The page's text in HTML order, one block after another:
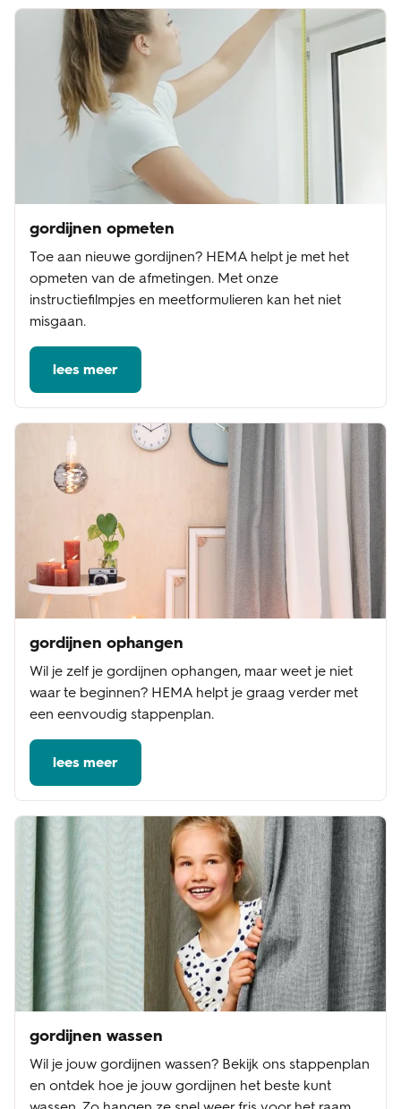
gordijnen opmeten
Toe aan nieuwe gordijnen? HEMA helpt je met het
opmeten van de afmetingen. Met onze
instructiefilmpjes en meetformulieren kan het niet
misgaan.
lees meer
gordijnen ophangen
Wil je zelf je gordijnen ophangen, maar weet je niet
waar te beginnen? HEMA helpt je graag verder met
een eenvoudig stappenplan.
lees meer
gordijnen wassen
Wil je jouw gordijnen wassen? Bekijk ons stappenplan
en ontdek hoe je jouw gordijnen het beste kunt